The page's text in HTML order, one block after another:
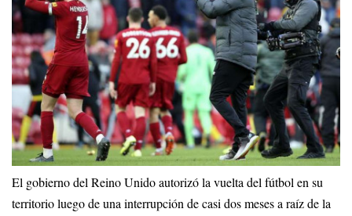
El gobierno del Reino Unido autorizó la vuelta del fútbol en su
territorio luego de una interrupción de casi dos meses a raíz de la